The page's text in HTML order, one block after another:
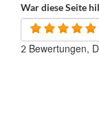
War diese Seite
2 Bewertungen,